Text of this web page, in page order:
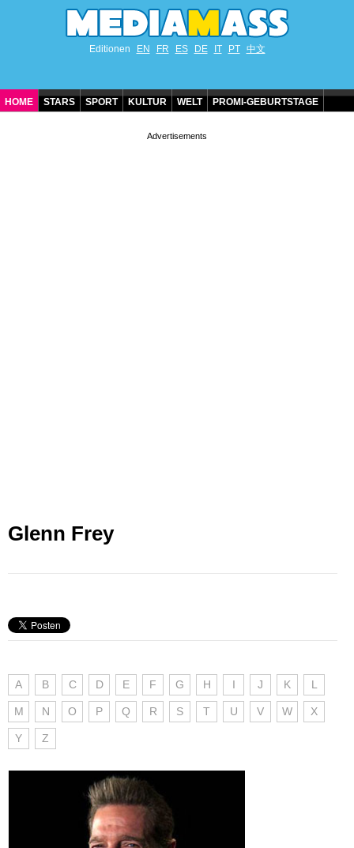
Editionen EN FR ES DE IT PT 中文
HOME STARS SPORT KULTUR WELT PROMI-GEBURTSTAGE
Glenn Frey
A B C D E F G H I J K L
M N O P Q R S T U V W X
Y Z